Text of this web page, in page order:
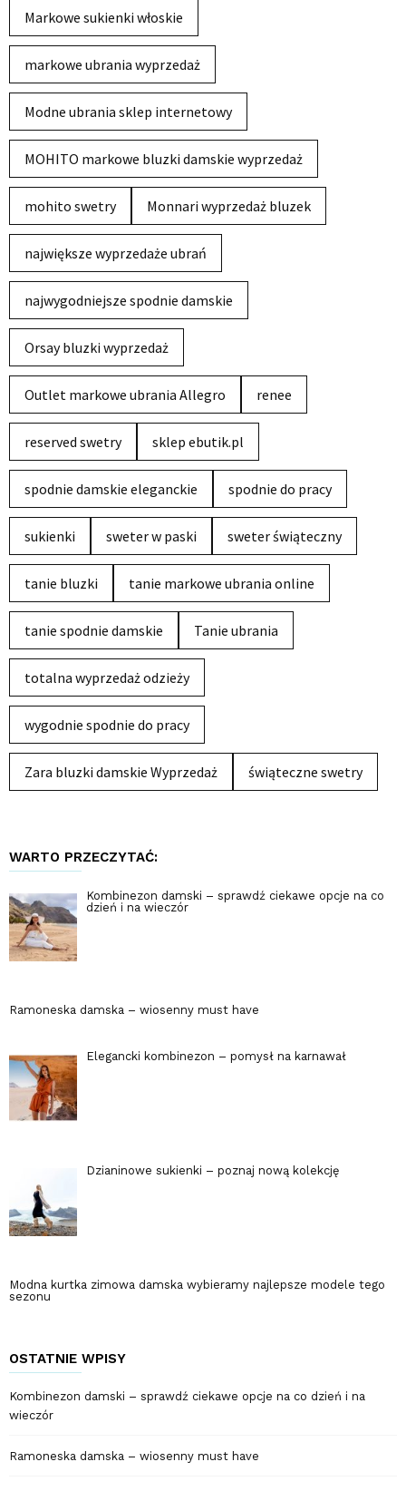
Markowe sukienki włoskie
markowe ubrania wyprzedaż
Modne ubrania sklep internetowy
MOHITO markowe bluzki damskie wyprzedaż
mohito swetry Monnari wyprzedaż bluzek
największe wyprzedaże ubrań
najwygodniejsze spodnie damskie
Orsay bluzki wyprzedaż
Outlet markowe ubrania Allegro renee
reserved swetry sklep ebutik.pl
spodnie damskie eleganckie spodnie do pracy
sukienki sweter w paski sweter świąteczny
tanie bluzki tanie markowe ubrania online
tanie spodnie damskie Tanie ubrania
totalna wyprzedaż odzieży
wygodnie spodnie do pracy
Zara bluzki damskie Wyprzedaż świąteczne swetry
WARTO PRZECZYTAĆ:
Kombinezon damski – sprawdź ciekawe opcje na co
dzień i na wieczór
Ramoneska damska – wiosenny must have
Elegancki kombinezon – pomysł na karnawał
Dzianinowe sukienki – poznaj nową kolekcję
Modna kurtka zimowa damska wybieramy najlepsze modele tego
sezonu
OSTATNIE WPISY
Kombinezon damski – sprawdź ciekawe opcje na co dzień i na
wieczór
Ramoneska damska – wiosenny must have